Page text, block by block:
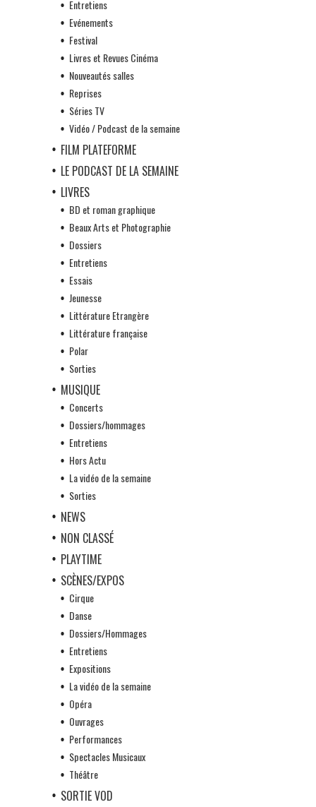
Entretiens
Evénements
Festival
Livres et Revues Cinéma
Nouveautés salles
Reprises
Séries TV
Vidéo / Podcast de la semaine
FILM PLATEFORME
LE PODCAST DE LA SEMAINE
LIVRES
BD et roman graphique
Beaux Arts et Photographie
Dossiers
Entretiens
Essais
Jeunesse
Littérature Etrangère
Littérature française
Polar
Sorties
MUSIQUE
Concerts
Dossiers/hommages
Entretiens
Hors Actu
La vidéo de la semaine
Sorties
NEWS
NON CLASSÉ
PLAYTIME
SCÈNES/EXPOS
Cirque
Danse
Dossiers/Hommages
Entretiens
Expositions
La vidéo de la semaine
Opéra
Ouvrages
Performances
Spectacles Musicaux
Théâtre
SORTIE VOD